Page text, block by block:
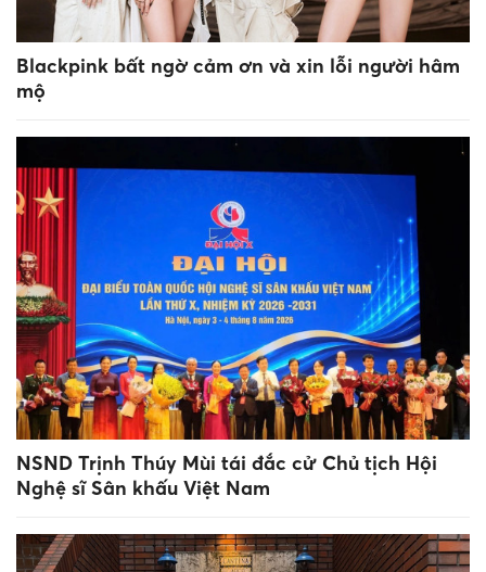
Blackpink bất ngờ cảm ơn và xin lỗi người hâm
mộ
NSND Trịnh Thúy Mùi tái đắc cử Chủ tịch Hội
Nghệ sĩ Sân khấu Việt Nam